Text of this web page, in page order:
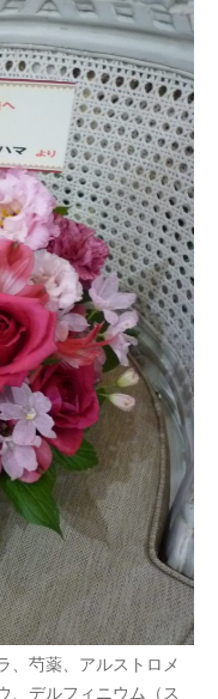
、芍薬、アルストロメ
、デルフィニウム（ス